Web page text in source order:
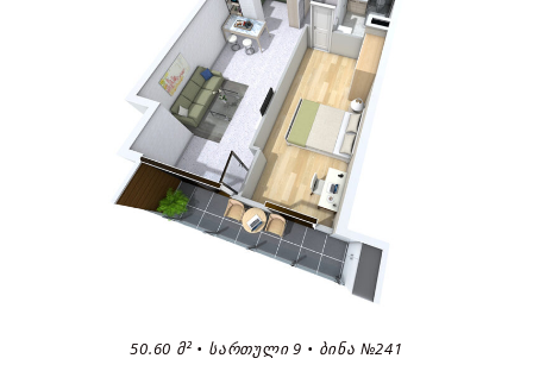
50.60 Მ² • ᲡᲐᲠᲗᲣᲚᲘ 9 • ᲑᲘᲜᲐ №241